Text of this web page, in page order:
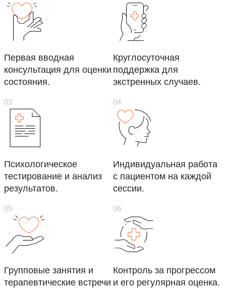
Первая вводная
консультация для оценки
состояния.
Круглосуточная
поддержка для
экстренных случаев.
Психологическое
тестирование и анализ
результатов.
Индивидуальная работа
с пациентом на каждой
сессии.
Групповые занятия и
терапевтические встречи
Контроль за прогрессом
и его регулярная оценка.